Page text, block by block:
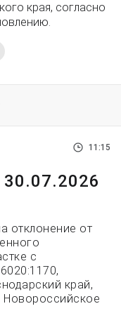
края, согласно
11:15
отклонение от
с
край,
Новороссийское